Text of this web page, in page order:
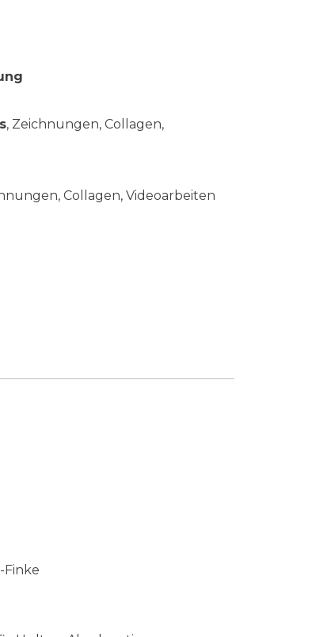
, Zeichnungen, Collagen,
Collagen, Videoarbeiten
Finke